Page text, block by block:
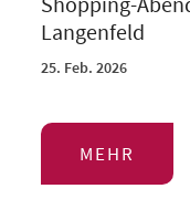
Langenfeld
25. Feb. 2026
MEHR